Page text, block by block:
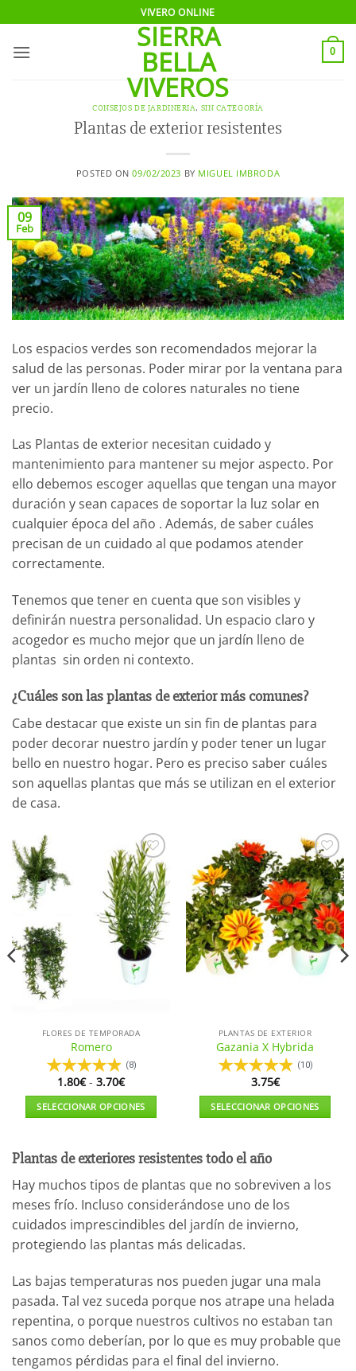
al
contenido
VIVERO ONLINE
SIERRA
BELLA
VIVEROS
0
CONSEJOS DE JARDINERIA, SIN CATEGORÍA
Plantas de exterior resistentes
POSTED ON09/02/2023 BY MIGUEL IMBRODA
09
Feb
Los espacios verdes son recomendados mejorar la
salud de las personas. Poder mirar por la ventana para
ver un jardín lleno de colores naturales no tiene
precio.
Las Plantas de exterior necesitan cuidado y
mantenimiento para mantener su mejor aspecto. Por
ello debemos escoger aquellas que tengan una mayor
duración y sean capaces de soportar la luz solar en
cualquier época del año . Además, de saber cuáles
precisan de un cuidado al que podamos atender
correctamente.
Tenemos que tener en cuenta que son visibles y
definirán nuestra personalidad. Un espacio claro y
acogedor es mucho mejor que un jardín lleno de
plantas sin orden ni contexto.
¿Cuáles son las plantas de exterior más comunes?
Cabe destacar que existe un sin fin de plantas para
poder decorar nuestro jardín y poder tener un lugar
bello en nuestro hogar. Pero es preciso saber cuáles
son aquellas plantas que más se utilizan en el exterior
de casa.
Añadir
a la
lista de
deseos
FLORES DE TEMPORADA
Romero
(8)
1.80€ - 3.70€Rango
precios:
desde
1.80€
SELECCIONAR OPCIONES
tiene
múltiples
variantes.
Las
opciones
se
elegir
en
la
página
de
producto
Añadir
a la
lista de
deseos
PLANTAS DE EXTERIOR
Gazania X Hybrida
(10)
3.75€
SELECCIONAR OPCIONES
tiene
múltiples
variantes.
Las
opciones
elegir
la
página
de
producto
Plantas de exteriores resistentes todo el año
Hay muchos tipos de plantas que no sobreviven a los
meses frío. Incluso considerándose uno de los
cuidados imprescindibles del jardín de invierno,
protegiendo las plantas más delicadas.
Las bajas temperaturas nos pueden jugar una mala
pasada. Tal vez suceda porque nos atrape una helada
repentina, o porque nuestros cultivos no estaban tan
sanos como deberían, por lo que es muy probable que
tengamos pérdidas para el final del invierno.